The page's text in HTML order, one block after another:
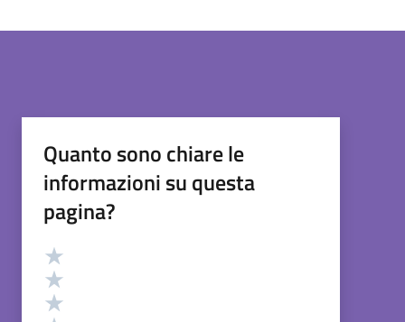
Quanto sono chiare le
informazioni su questa
pagina?
Valutazione